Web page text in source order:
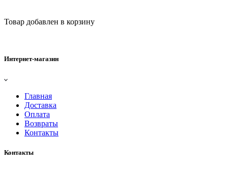
Товар добавлен в корзину
Интернет-магазин
Главная
Доставка
Оплата
Возвраты
Контакты
Контакты